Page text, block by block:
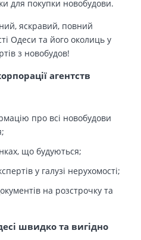
для покупки новобудови.
яскравий, повний
Одеси та його околиць у
з новобудов!
агентств
про всі новобудови
що будуються;
у галузі нерухомості;
на розстрочку та
швидко та вигідно